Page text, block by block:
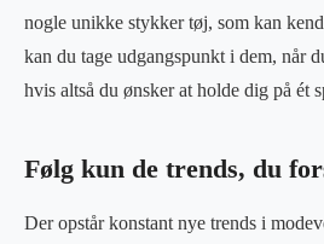
nogle unikke stykker tøj, som kan
kan du tage udgangspunkt i dem, når
hvis altså du ønsker at holde dig på ét
Følg kun de trends, du
Der opstår konstant nye trends i